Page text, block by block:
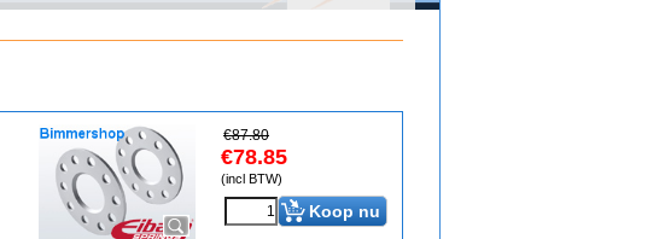
€87.80
€78.85
(incl BTW)
Koop nu